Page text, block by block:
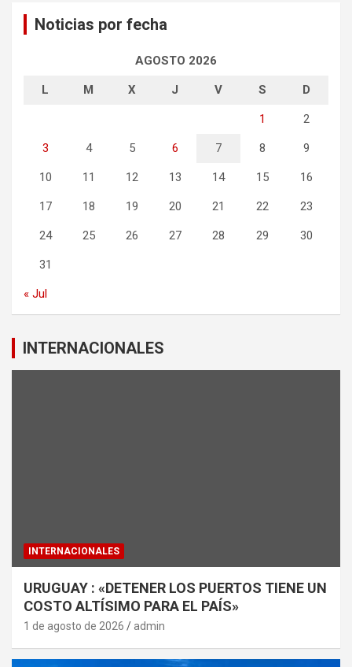
Noticias por fecha
AGOSTO 2026
L M X J V S D
1 2
3 4 5 6 7 8 9
10 11 12 13 14 15 16
17 18 19 20 21 22 23
24 25 26 27 28 29 30
31
« Jul
INTERNACIONALES
INTERNACIONALES
URUGUAY : «DETENER LOS PUERTOS TIENE UN
COSTO ALTÍSIMO PARA EL PAÍS»
1 de agosto de 2026 admin